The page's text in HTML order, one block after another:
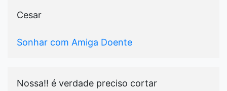
Cesar
Sonhar com Amiga Doente
Nossa!! é verdade preciso cortar